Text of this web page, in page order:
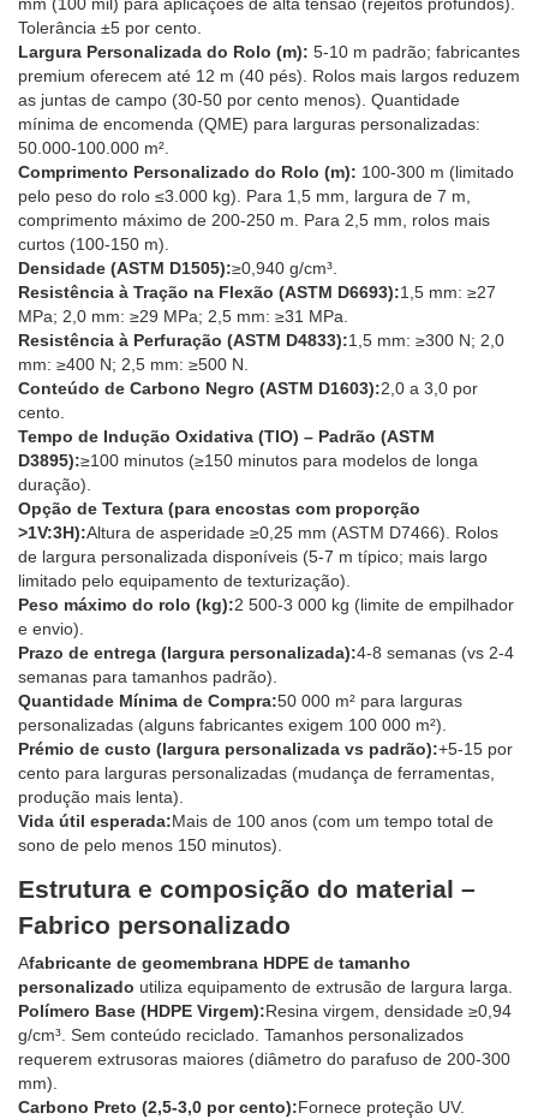
Tolerância ±5 por cento.
Largura Personalizada do Rolo (m): 5-10 m padrão; fabricantes
premium oferecem até 12 m (40 pés). Rolos mais largos reduzem
as juntas de campo (30-50 por cento menos). Quantidade
mínima de encomenda (QME) para larguras personalizadas:
50.000-100.000 m².
Comprimento Personalizado do Rolo (m): 100-300 m (limitado
pelo peso do rolo ≤3.000 kg). Para 1,5 mm, largura de 7 m,
comprimento máximo de 200-250 m. Para 2,5 mm, rolos mais
curtos (100-150 m).
Densidade (ASTM D1505):≥0,940 g/cm³.
Resistência à Tração na Flexão (ASTM D6693):1,5 mm: ≥27
MPa; 2,0 mm: ≥29 MPa; 2,5 mm: ≥31 MPa.
Resistência à Perfuração (ASTM D4833):1,5 mm: ≥300 N; 2,0
mm: ≥400 N; 2,5 mm: ≥500 N.
Conteúdo de Carbono Negro (ASTM D1603):2,0 a 3,0 por
cento.
Tempo de Indução Oxidativa (TIO) – Padrão (ASTM
D3895):≥100 minutos (≥150 minutos para modelos de longa
duração).
Opção de Textura (para encostas com proporção
>1V:3H):Altura de asperidade ≥0,25 mm (ASTM D7466). Rolos
de largura personalizada disponíveis (5-7 m típico; mais largo
limitado pelo equipamento de texturização).
Peso máximo do rolo (kg):2 500-3 000 kg (limite de empilhador
e envio).
Prazo de entrega (largura personalizada):4-8 semanas (vs 2-4
semanas para tamanhos padrão).
Quantidade Mínima de Compra:50 000 m² para larguras
personalizadas (alguns fabricantes exigem 100 000 m²).
Prémio de custo (largura personalizada vs padrão):+5-15 por
cento para larguras personalizadas (mudança de ferramentas,
produção mais lenta).
Vida útil esperada:Mais de 100 anos (com um tempo total de
sono de pelo menos 150 minutos).
Estrutura e composição do material –
Fabrico personalizado
Afabricante de geomembrana HDPE de tamanho
personalizado utiliza equipamento de extrusão de largura larga.
Polímero Base (HDPE Virgem):Resina virgem, densidade ≥0,94
g/cm³. Sem conteúdo reciclado. Tamanhos personalizados
requerem extrusoras maiores (diâmetro do parafuso de 200-300
mm).
Carbono Preto (2,5-3,0 por cento):Fornece proteção UV.